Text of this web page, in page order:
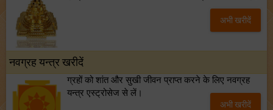
अभी खरीदें
नवग्रह यन्त्र खरीदें
ग्रहों को शांत और सुखी जीवन प्राप्त करने के लिए नवग्रह
यन्त्र एस्ट्रोसेज से लें।
अभी खरीदें